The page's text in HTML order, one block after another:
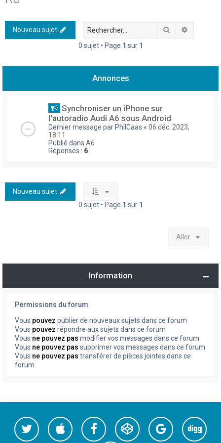
h
r
Nouveau sujet Rechercher
0 sujet • Page 1 sur 1
Annonces
Synchroniser un iPhone sur
l'autoradio Audi A6 sous Android
Dernier message par PhilCaas « 06 déc. 2023,
18:11
Publié dans A6
Réponses : 6
Nouveau sujet
0 sujet • Page 1 sur 1
Aller
Information
Permissions du forum
Vous pouvez publier de nouveaux sujets dans ce forum
Vous pouvez répondre aux sujets dans ce forum
Vous ne pouvez pas modifier vos messages dans ce forum
Vous ne pouvez pas supprimer vos messages dans ce forum
Vous ne pouvez pas transférer de pièces jointes dans ce
forum